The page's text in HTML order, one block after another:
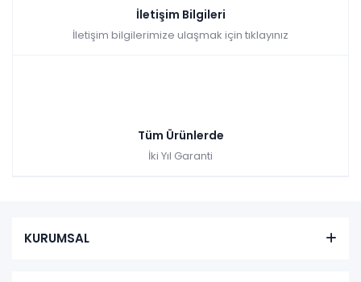
İletişim Bilgileri
İletişim bilgilerimize ulaşmak için tıklayınız
Tüm Ürünlerde
İki Yıl Garanti
KURUMSAL